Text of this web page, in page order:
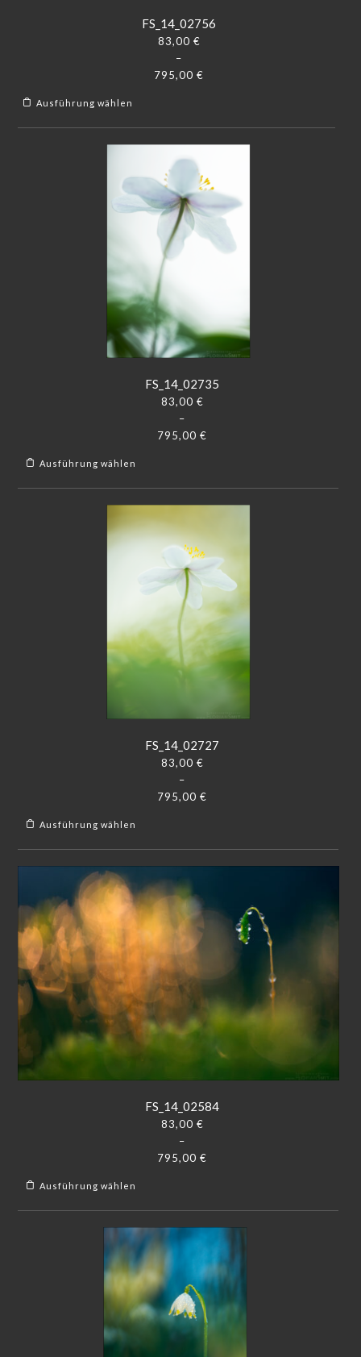
FS_14_02756
83,00 €
–
795,00€
Ausführung wählen
FS_14_02735
83,00 €
–
795,00 €
Ausführung wählen
FS_14_02727
83,00 €
–
795,00 €
Ausführung wählen
FS_14_02584
83,00 €
–
795,00 €
Ausführung wählen